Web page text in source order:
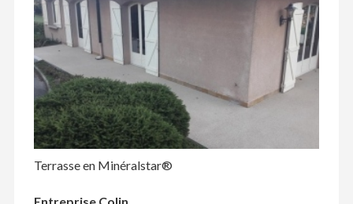
Terrasse en Minéralstar®